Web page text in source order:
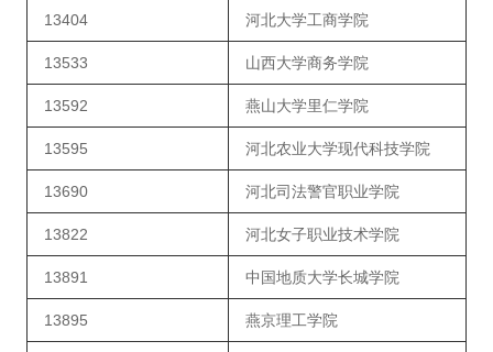
13404 河北大学工商学院
13533 山西大学商务学院
13592 燕山大学里仁学院
13595 河北农业大学现代科技学院
13690 河北司法警官职业学院
13822 河北女子职业技术学院
13891 中国地质大学长城学院
13895 燕京理工学院